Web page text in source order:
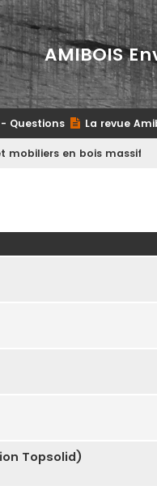
AMIBOIS
Questions La revue
mobiliers en bois massif
Topsolid)